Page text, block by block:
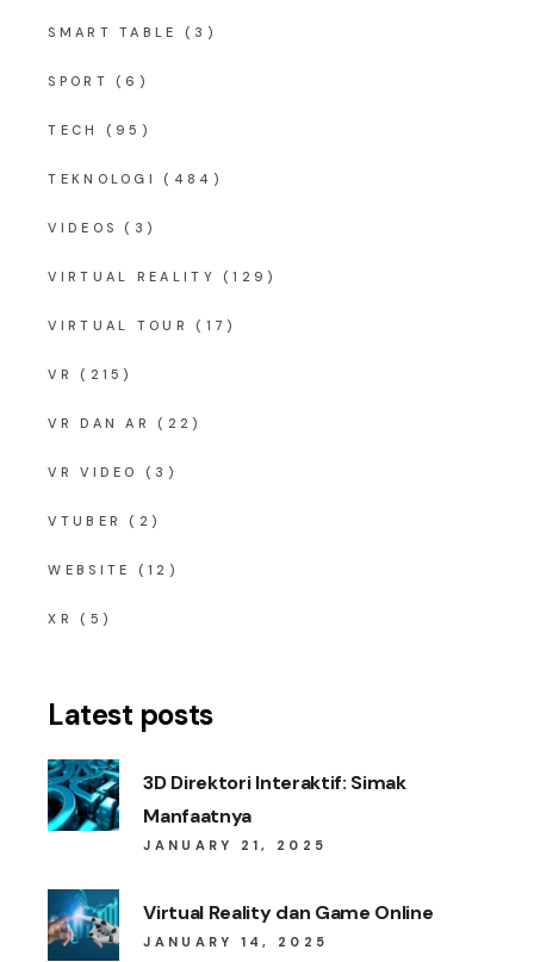
SMART TABLE (3)
SPORT (6)
TECH (95)
TEKNOLOGI (484)
VIDEOS (3)
VIRTUAL REALITY (129)
VIRTUAL TOUR (17)
VR (215)
VR DAN AR (22)
VR VIDEO (3)
VTUBER (2)
WEBSITE (12)
XR (5)
Latest posts
3D Direktori Interaktif: Simak
Manfaatnya
JANUARY 21, 2025
Virtual Reality dan Game Online
JANUARY 14, 2025